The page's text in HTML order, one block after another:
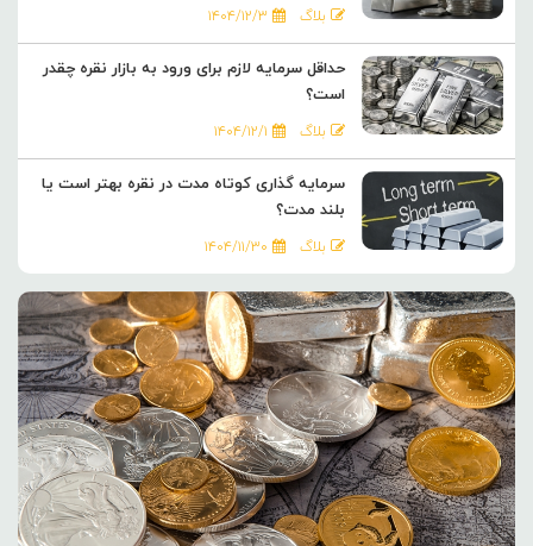
بلاگ ۱۴۰۴/۱۲/۳
حداقل سرمایه لازم برای ورود به بازار نقره چقدر
است؟
بلاگ ۱۴۰۴/۱۲/۱
سرمایه گذاری کوتاه مدت در نقره بهتر است یا
بلند مدت؟
بلاگ ۱۴۰۴/۱۱/۳۰